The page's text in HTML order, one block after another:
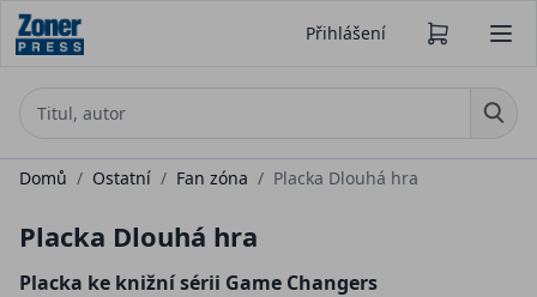
Přihlášení
Domů / Ostatní / Fan zóna / Placka Dlouhá hra
Placka Dlouhá hra
Placka ke knižní sérii Game Changers